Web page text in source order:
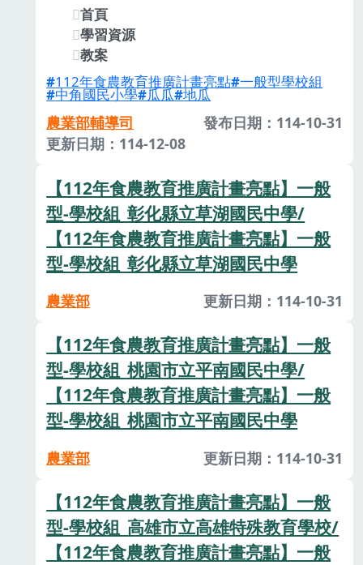
首頁
學習資源
教案
112年食農教育推廣計畫亮點 一般型學校組
中角國民小學 瓜瓜 地瓜
農業部輔導司
發布日期：114-10-31
更新日期：114-12-08
【112年食農教育推廣計畫亮點】一般
型-學校組_彰化縣立草湖國民中學/
【112年食農教育推廣計畫亮點】一般
型-學校組_彰化縣立草湖國民中學
農業部 更新日期：114-10-31
【112年食農教育推廣計畫亮點】一般
型-學校組_桃園市立平南國民中學/
【112年食農教育推廣計畫亮點】一般
型-學校組_桃園市立平南國民中學
農業部 更新日期：114-10-31
【112年食農教育推廣計畫亮點】一般
型-學校組_高雄市立高雄特殊教育學校/
【112年食農教育推廣計畫亮點】一般